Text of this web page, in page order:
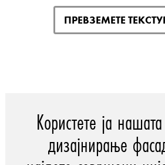
ПРЕВЗЕМЕТЕ
Користете ја
дизајнирање